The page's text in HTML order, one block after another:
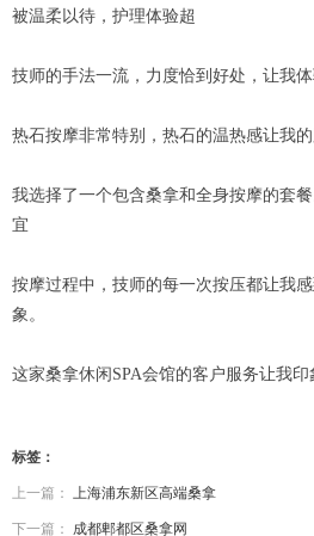
被温柔以待，护理体验超
技师的手法一流，力度恰到好处，让我
热石按摩非常特别，热石的温热感让我
我选择了一个包含桑拿和全身按摩的套
宜
按摩过程中，技师的每一次按压都让我
象。
这家桑拿休闲SPA会馆的客户服务让我印
标签：
上一篇： 上海浦东新区高端桑拿
下一篇： 成都郫都区桑拿网